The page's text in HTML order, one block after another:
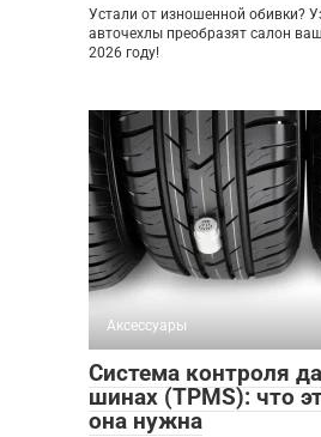
Устали от изношенной обивки?
авточехлы преобразят салон
2026 году!
Аксессуары
Система контроля
шинах (TPMS): что
она нужна